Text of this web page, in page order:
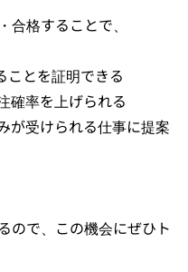
合格することで、
ことを証明できる
確率を上げられる
が受けられる仕事に提案
ので、この機会にぜひト